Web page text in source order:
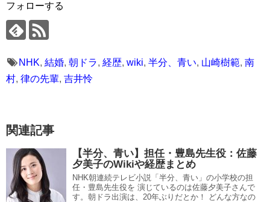
フォローする
NHK, 結婚, 朝ドラ, 経歴, wiki, 半分、青い, 山崎樹範, 南
村, 律の先輩, 吉井怜
関連記事
【半分、青い】担任・豊島先生役：佐藤
夕美子のWikiや経歴まとめ
NHK朝連続テレビ小説「半分、青い」の小学校の担
任・豊島先生役を 演じているのは佐藤夕美子さんで
す。朝ドラ出演は、20年ぶりだとか！ どんな方なの